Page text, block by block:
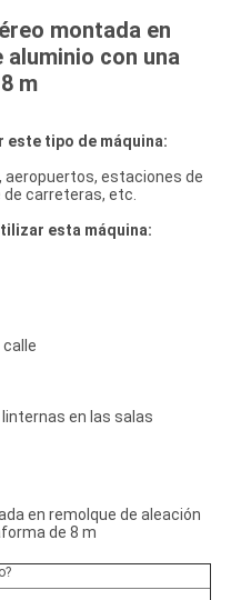
montada en
aluminio con una
m
este tipo de máquina:
estaciones de
carreteras, etc.
esta máquina:
en las salas
en remolque de aleación
de 8 m